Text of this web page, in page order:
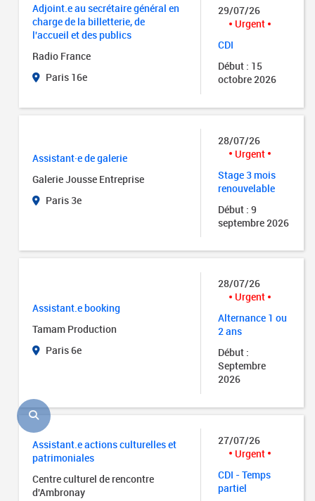
Adjoint.e au secrétaire général en
charge de la billetterie, de
l'accueil et des publics
Radio France
Paris 16e
29/07/26
Urgent
CDI
Début : 15
octobre 2026
Assistant·e de galerie
Galerie Jousse Entreprise
Paris 3e
28/07/26
Urgent
Stage 3 mois
renouvelable
Début : 9
septembre 2026
Assistant.e booking
Tamam Production
Paris 6e
28/07/26
Urgent
Alternance 1 ou
2 ans
Début :
Septembre
2026
Assistant.e actions culturelles et
patrimoniales
Centre culturel de rencontre
d'Ambronay
27/07/26
Urgent
CDI - Temps
partiel